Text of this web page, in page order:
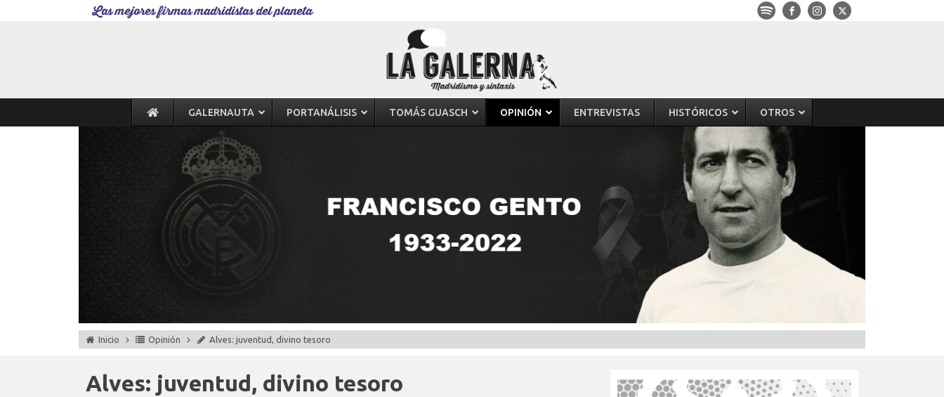
Las mejores firmas madridistas del planeta
GALERNAUTA PORTANÁLISIS TOMÁS GUASCH OPINIÓN ENTREVISTAS HISTÓRICOS OTROS
Inicio Opinión Alves: juventud, divino tesoro
Alves: juventud, divino tesoro